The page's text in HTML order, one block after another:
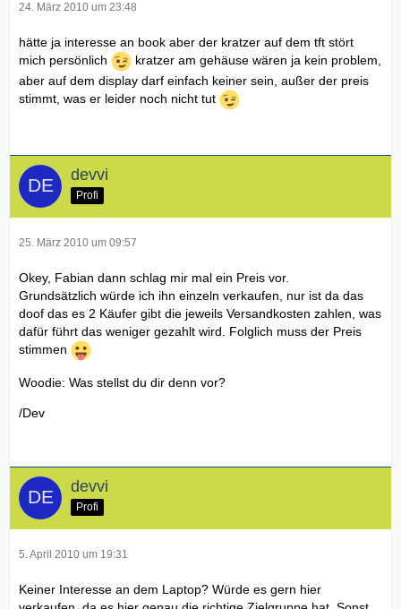
24. März 2010 um 23:48
hätte ja interesse an book aber der kratzer auf dem tft stört
mich persönlich
kratzer am gehäuse wären ja kein problem,
aber auf dem display darf einfach keiner sein, außer der preis
stimmt, was er leider noch nicht tut
devvi
Profi
25. März 2010 um 09:57
Okey, Fabian dann schlag mir mal ein Preis vor.
Grundsätzlich würde ich ihn einzeln verkaufen, nur ist da das
doof das es 2 Käufer gibt die jeweils Versandkosten zahlen, was
dafür führt das weniger gezahlt wird. Folglich muss der Preis
stimmen
Woodie: Was stellst du dir denn vor?
/Dev
devvi
Profi
5. April 2010 um 19:31
Keiner Interesse an dem Laptop? Würde es gern hier